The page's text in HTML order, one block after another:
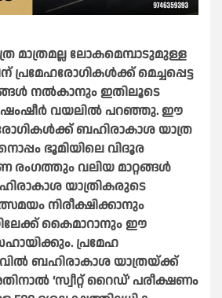
മാത്രമല്ല ലോകമെമ്പാടുമുള്ള
മെച്ചപ്പെട്ട
നൽകാനും ഇതിലൂടെ
ഷംഷീർ വയലിൽ പറഞ്ഞു.ഈ
ബഹിരാകാശ യാത്ര
ഭൂമിയിലെ വിദൂര
വലിയ മാറ്റങ്ങൾ
യാത്രികരുടെ
നിരീക്ഷിക്കാനും
കൈമാറാനും ഈ
പ്രമേഹ
ബഹിരാകാശ യാത്രയ്ക്ക്
‘സ്വീറ്റ് റൈഡ്’ പരീക്ഷണം